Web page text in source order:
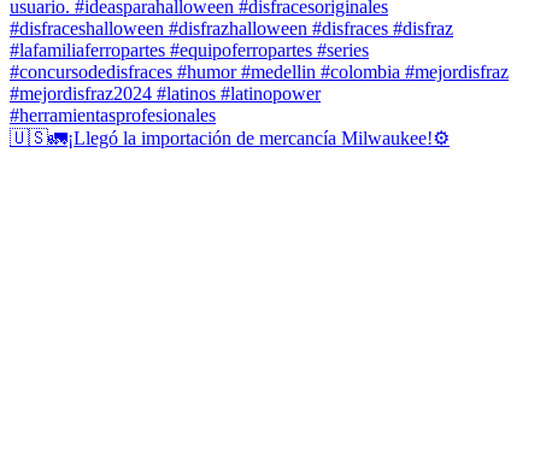
🇺🇸🚛¡Llegó la importación de mercancía Milwaukee!⚙️